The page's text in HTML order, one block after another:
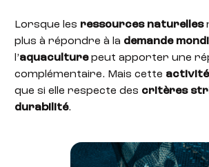
Lorsque les ressources naturelles
plus à répondre à la demande
l’aquaculturepeut apporter une
complémentaire. Mais cette activité
que si elle respecte des critères
durabilité.